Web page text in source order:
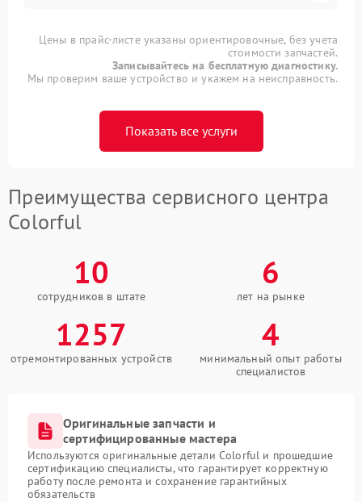
Цены в прайс-листе указаны ориентировочные, без учета
стоимости запчастей.
Записывайтесь на бесплатную диагностику.
Мы проверим ваше устройство и укажем на неисправность.
Показать все услуги
Преимущества сервисного центра
Colorful
10
сотрудников в штате
6
лет на рынке
1257
отремонтированных устройств
4
минимальный опыт работы
специалистов
Оригинальные запчасти и
сертифицированные мастера
Используются оригинальные детали Colorful и прошедшие
сертификацию специалисты, что гарантирует корректную
работу после ремонта и сохранение гарантийных
обязательств